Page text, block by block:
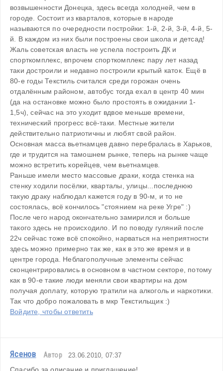
возвышенности Донецка, здесь всегда холодней, чем в
городе. Состоит из кварталов, которые в народе
называются по очередности постройки: 1-й, 2-й, 3-й, 4-й, 5-
й. В каждом из них были построены свои школа и детсад!
Жаль советская власть не успела построить ДК и
спорткомплекс, впрочем спорткомплекс пару лет назад
таки достроили и недавно построили крытый каток. Ещё в
80-е годы Текстиль считался среди горожан очень
отдалённым районом, автобус тогда ехал в центр 40 мин
(да на остановке можно было простоять в ожидании 1-
1,5ч), сейчас на это уходит вдвое меньше времени,
технический прогресс всё-таки. Местные жители
действительно патриотичны и любят свой район.
Основная масса вьетнамцев давно перебралась в Харьков,
где и трудится на тамошнем рынке, теперь на рынке чаще
можно встретить корейцев, чем вьетнамцев.
Раньше имели место массовые драки, когда стенка на
стенку ходили посёлки, кварталы, улицы...последнюю
такую драку наблюдал кажется году в 90-м, и то не
состоялась, всё кончилось "стоянием на реке Угре" :)
После чего народ окончательно замирился и больше
такого здесь не происходило. И по поводу гуляний после
22ч сейчас тоже всё спокойно, нарваться на неприятности
здесь можно примерно так же, как в это же время и в
центре города. Неблагополучные элементы сейчас
сконцентрировались в основном в частном секторе, потому
как в 90-е такие люди меняли свои квартиры на дом
Так что добро пожаловать в мкр Текстильщик :)
Войдите, чтобы ответить
Ясенов Автор 23.06.2010, 07:37